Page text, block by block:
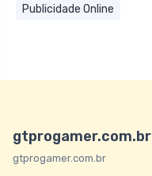
Publicidade Online
gtprogamer.com.br
gtprogamer.com.br